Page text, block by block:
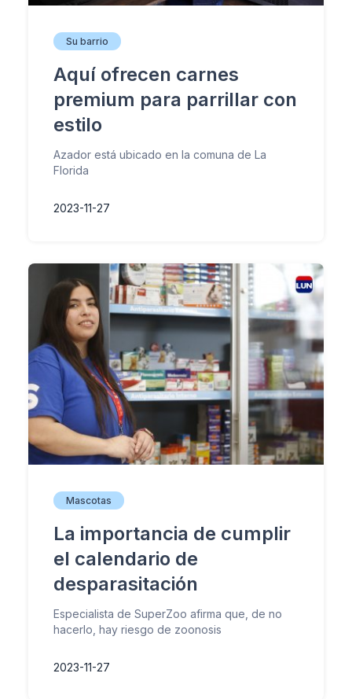
Su barrio
Aquí ofrecen carnes
premium para parrillar con
estilo
Azador está ubicado en la comuna de La
Florida
2023-11-27
Mascotas
La importancia de cumplir
el calendario de
desparasitación
Especialista de SuperZoo afirma que, de no
hacerlo, hay riesgo de zoonosis
2023-11-27